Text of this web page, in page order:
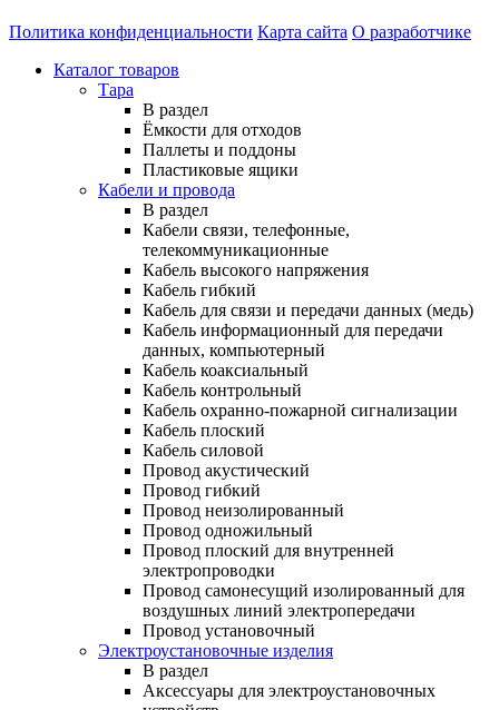
Политика конфиденциальности Карта сайта О разработчике
Каталог товаров
Тара
В раздел
Ёмкости для отходов
Паллеты и поддоны
Пластиковые ящики
Кабели и провода
В раздел
Кабели связи, телефонные,
телекоммуникационные
Кабель высокого напряжения
Кабель гибкий
Кабель для связи и передачи данных (медь)
Кабель информационный для передачи
данных, компьютерный
Кабель коаксиальный
Кабель контрольный
Кабель охранно-пожарной сигнализации
Кабель плоский
Кабель силовой
Провод акустический
Провод гибкий
Провод неизолированный
Провод одножильный
Провод плоский для внутренней
электропроводки
Провод самонесущий изолированный для
воздушных линий электропередачи
Провод установочный
Электроустановочные изделия
В раздел
Аксессуары для электроустановочных